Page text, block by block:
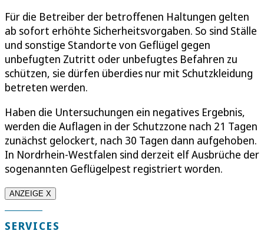
Für die Betreiber der betroffenen Haltungen gelten
ab sofort erhöhte Sicherheitsvorgaben. So sind Ställe
und sonstige Standorte von Geflügel gegen
unbefugten Zutritt oder unbefugtes Befahren zu
schützen, sie dürfen überdies nur mit Schutzkleidung
betreten werden.
Haben die Untersuchungen ein negatives Ergebnis,
werden die Auflagen in der Schutzzone nach 21 Tagen
zunächst gelockert, nach 30 Tagen dann aufgehoben.
In Nordrhein-Westfalen sind derzeit elf Ausbrüche der
sogenannten Geflügelpest registriert worden.
ANZEIGE X
SERVICES